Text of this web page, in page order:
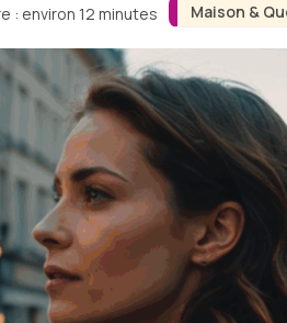
Maison &
: environ 12 minutes